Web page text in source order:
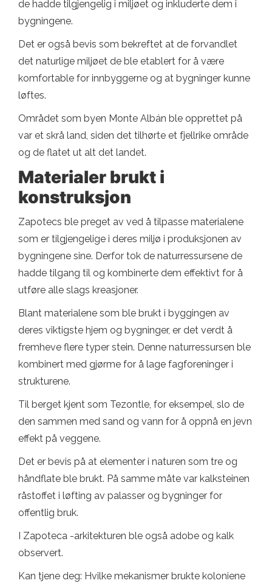
de hadde tilgjengelig i miljøet og inkluderte dem i
bygningene.
Det er også bevis som bekreftet at de forvandlet
det naturlige miljøet de ble etablert for å være
komfortable for innbyggerne og at bygninger kunne
løftes.
Området som byen Monte Albán ble opprettet på
var et skrå land, siden det tilhørte et fjellrike område
og de flatet ut alt det landet.
Materialer brukt i
konstruksjon
Zapotecs ble preget av ved å tilpasse materialene
som er tilgjengelige i deres miljø i produksjonen av
bygningene sine. Derfor tok de naturressursene de
hadde tilgang til og kombinerte dem effektivt for å
utføre alle slags kreasjoner.
Blant materialene som ble brukt i byggingen av
deres viktigste hjem og bygninger, er det verdt å
fremheve flere typer stein. Denne naturressursen ble
kombinert med gjørme for å lage fagforeninger i
strukturene.
Til berget kjent som Tezontle, for eksempel, slo de
den sammen med sand og vann for å oppnå en jevn
effekt på veggene.
Det er bevis på at elementer i naturen som tre og
håndflate ble brukt. På samme måte var kalksteinen
råstoffet i løfting av palasser og bygninger for
offentlig bruk.
I Zapoteca -arkitekturen ble også adobe og kalk
observert.
Kan tjene deg: Hvilke mekanismer brukte koloniene